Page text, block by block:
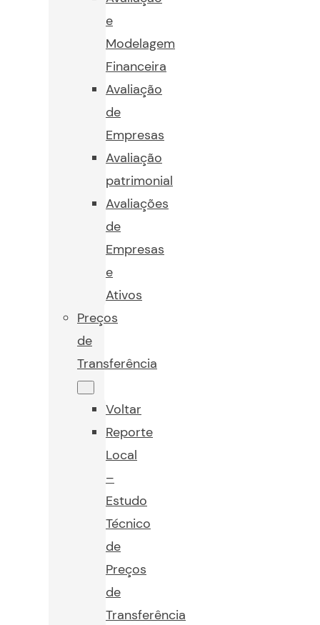
e
Modelagem
Financeira
Avaliação
de
Empresas
Avaliação
patrimonial
Avaliações
de
Empresas
e
Ativos
Preços
de
Transferência
Voltar
Reporte
Local
–
Estudo
Técnico
de
Preços
de
Transferência